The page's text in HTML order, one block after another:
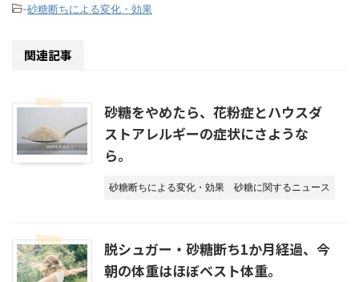
-砂糖断ちによる変化・効果
関連記事
砂糖をやめたら、花粉症とハウスダ
ストアレルギーの症状にさような
ら。
砂糖断ちによる変化・効果 砂糖に関するニュース
脱シュガー・砂糖断ち1か月経過、今
朝の体重はほぼベスト体重。